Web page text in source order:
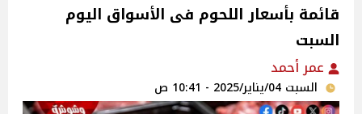
قائمة بأسعار اللحوم فى الأسواق اليوم
السبت
عمر أحمد
السبت 04/يناير/2025 - 10:41 ص